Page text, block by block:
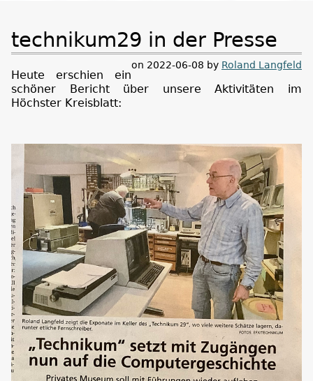
technikum29 in der Presse
on 2022-06-08 by Roland Langfeld
Heute erschien ein
schöner Bericht über unsere Aktivitäten im
Höchster Kreisblatt: